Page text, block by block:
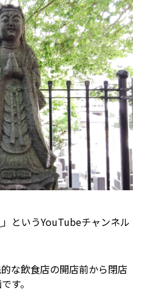
」というYouTubeチャンネル
な飲食店の開店前から閉店
す。